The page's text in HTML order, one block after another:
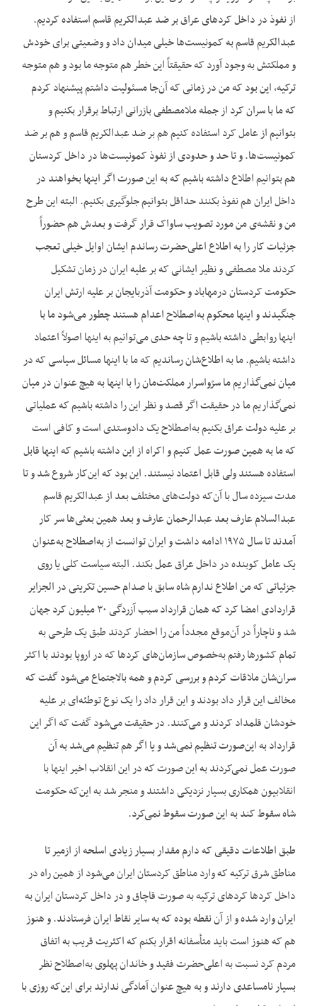
از نفوذ در داخل کردهای عراق بر ضد عبدالکریم قاسم استفاده کردیم.
عبدالکریم قاسم به کمونیست‌ها خیلی میدان داد و وضعیتی برای خودش
و مملکتش به وجود آورد که حقیقتاً این خطر هم متوجه ما بود و هم متوجه
ترکیه، این بود که من در زمانی که آن‌جا مسئولیت داشتم پیشنهاد کردم
که ما با سران کرد از جمله ملامصطفی بازرانی ارتباط برقرار بکنیم و
بتوانیم از عامل کرد استفاده کنیم هم بر ضد عبدالکریم قاسم و هم بر ضد
کمونیست‌ها. و تا حد و حدودی از نفوذ کمونیست‌ها در داخل کردستان
هم بتوانیم اطلاع داشته باشیم که به این صورت اگر اینها بخواهند در
داخل ایران هم نفوذ بکنند حداقل بتوانیم جلوگیری بکنیم. البته این طرح
من و نقشه‌ی من مورد تصویب ساواک قرار گرفت و بعدش هم حضوراً
جزئیات کار را به اطلاع اعلی‌حضرت رساندم ایشان اوایل خیلی تعجب
کردند ملا مصطفی و نظیر ایشانی که بر علیه ایران در زمان تشکیل
حکومت کردستان درمهاباد و حکومت آذربایجان بر علیه ارتش ایران
جنگیدند و اینها محکوم به‌اصطلاح اعدام هستند چطور می‌شود ما با
اینها روابطی داشته باشیم و تا چه حدی می‌توانیم به اینها اصولاً اعتماد
داشته باشیم. ما به اطلاع‌شان رساندیم که ما با اینها مسائل سیاسی که در
میان نمی‌گذاریم ما سرّواسرار مملکت‌مان را با اینها به هیچ عنوان در میان
نمی‌گذاریم ما در حقیقت اگر قصد و نظر این را داشته باشیم که عملیاتی
بر علیه دولت عراق بکنیم به‌اصطلاح یک دادوستدی است و کافی است
که ما به همین صورت عمل کنیم و اکراه از این داشته باشیم که اینها قابل
استفاده هستند ولی قابل اعتماد نیستند. این بود که این‌کار شروع شد و تا
مدت سیزده سال با آن‌که دولت‌های مختلف بعد از عبدالکریم قاسم
عبدالسلام عارف بعد عبدالرحمان عارف و بعد همین بعثی‌ها سر کار
آمدند تا سال ۱۹۷۵ ادامه داشت و ایران توانست از به‌اصطلاح به‌عنوان
یک عامل کوبنده در داخل عراق عمل بکند. البته سیاست کلی یا روی
جزئیاتی که من اطلاع ندارم شاه سابق با صدام حسین تکریتی در الجزایر
قراردادی امضا کرد که همان قرارداد سبب آزردگی ۳۰ میلیون کرد جهان
شد و ناچاراً در آن‌موقع مجدداً من را احضار کردند طبق یک طرحی به
تمام کشورها رفتم به‌خصوص سازمان‌های کردها که در اروپا بودند با اکثر
سران‌شان ملاقات کردم و بررسی کردم و همه بالاجتماع می‌شود گفت که
مخالف این قرار داد بودند و این قرار داد را یک نوع توطئه‌ای بر علیه
خودشان قلمداد کردند و می‌کنند. در حقیقت می‌شود گفت که اگر این
قرارداد به این‌صورت تنظیم نمی‌شد و یا اگر هم تنظیم می‌شد به آن
صورت عمل نمی‌کردند به این صورت که در این انقلاب اخیر اینها با
انقلابیون همکاری بسیار نزدیکی داشتند و منجر شد به این‌که حکومت
شاه سقوط کند به این صورت سقوط نمی‌کرد.
طبق اطلاعات دقیقی که دارم مقدار بسیار زیادی اسلحه از ازمیر تا
مناطق شرق ترکیه که وارد مناطق کردستان ایران می‌شود از همین راه در
داخل کردها کردهای ترکیه به صورت قاچاق و در داخل کردستان ایران به
ایران وارد شده و از آن نقطه بوده که به سایر نقاط ایران فرستادند. و هنوز
هم که هنوز است باید متأسفانه اقرار بکنم که اکثریت قریب به اتفاق
مردم کرد نسبت به اعلی‌حضرت فقید و خاندان پهلوی به‌اصطلاح نظر
بسیار نامساعدی دارند و به هیچ عنوان آمادگی ندارند برای این‌که روزی با